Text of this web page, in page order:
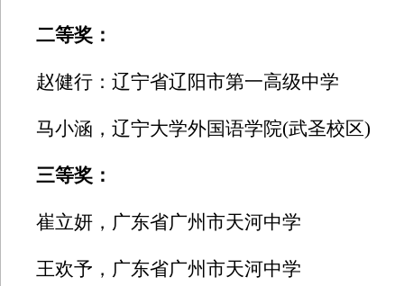
二等奖：
赵健行：辽宁省辽阳市第一高级中学
马小涵，辽宁大学外国语学院(武圣校区)
三等奖：
崔立妍，广东省广州市天河中学
王欢予，广东省广州市天河中学